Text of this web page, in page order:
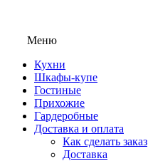
Меню
Кухни
Шкафы-купе
Гостиные
Прихожие
Гардеробные
Доставка и оплата
Как сделать заказ
Доставка